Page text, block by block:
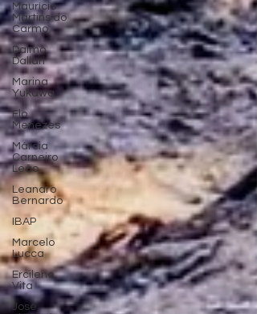
Maurício
Martins do
Carmo
Dalmo
Dallari
Marina
Yukawa
Flo
Menezes
Márcia
Carneiro
Leão
Leandro
Bernardo
IBAP
Marcelo
Lucca
Ercilene
Vita
José